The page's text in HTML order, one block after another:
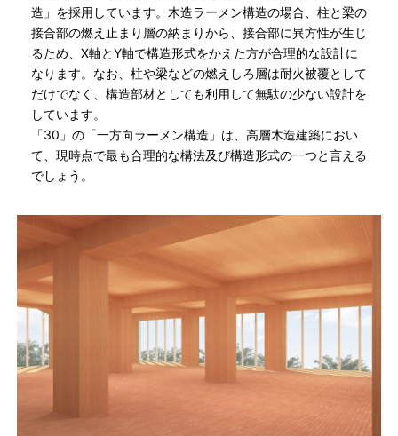
造」を採用しています。木造ラーメン構造の場合、柱と梁の
接合部の燃え止まり層の納まりから、接合部に異方性が生じ
るため、X軸とY軸で構造形式をかえた方が合理的な設計に
なります。なお、柱や梁などの燃えしろ層は耐火被覆として
だけでなく、構造部材としても利用して無駄の少ない設計を
しています。
「30」の「一方向ラーメン構造」は、高層木造建築におい
て、現時点で最も合理的な構法及び構造形式の一つと言える
でしょう。